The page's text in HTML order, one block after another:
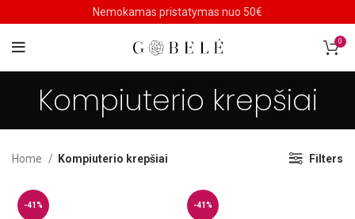
0
Kompiuterio krepšiai
Home Kompiuterio krepšiai Filters
-41% -41%
Nemokamas pristatymas nuo 50€